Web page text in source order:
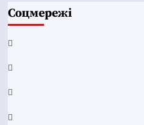
Соцмережі
Facebook
YouTube
Telegram
Instagram